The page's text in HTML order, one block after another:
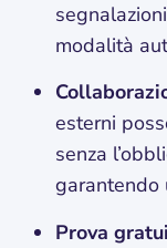
modalità
esterni
senza
garantendo
Prova